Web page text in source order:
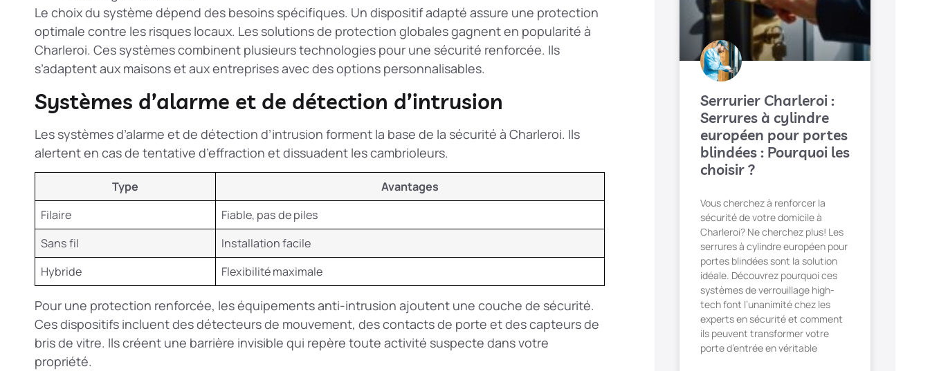
Le choix du système dépend des besoins spécifiques. Un dispositif adapté assure une protection
optimale contre les risques locaux. Les solutions de protection globalesgagnent en popularité à
Charleroi. Ces systèmes combinent plusieurs technologies pour une sécurité renforcée. Ils
s’adaptent aux maisons et aux entreprises avec des options personnalisables.
Systèmes d’alarme et de détection d’intrusion
Les systèmes d’alarme et de détection d’intrusion forment la base de la sécurité à Charleroi. Ils
alertent en cas de tentative d’effraction et dissuadent les cambrioleurs.
Type
Avantages
Filaire
Fiable, pas de piles
Sans fil
Installation facile
Hybride
Flexibilité maximale
Pour une protection renforcée, leséquipements anti-intrusion ajoutent une couche de sécurité.
Ces dispositifs incluent des détecteurs de mouvement, des contacts de porte et des capteurs de
bris de vitre. Ils créent une barrière invisible qui repère toute activité suspecte dans votre
propriété.
Serrurier Charleroi :
Serrures à cylindre
européen pour portes
blindées : Pourquoi les
choisir ?
Vous cherchez à renforcer la
sécurité de votre domicile à
Charleroi? Ne cherchez plus! Les
serrures à cylindre européen pour
portes blindées sont la solution
idéale. Découvrez pourquoi ces
systèmes de verrouillage high-
tech font l’unanimité chez les
experts en sécurité et comment
ils peuvent transformer votre
porte d’entrée en véritable